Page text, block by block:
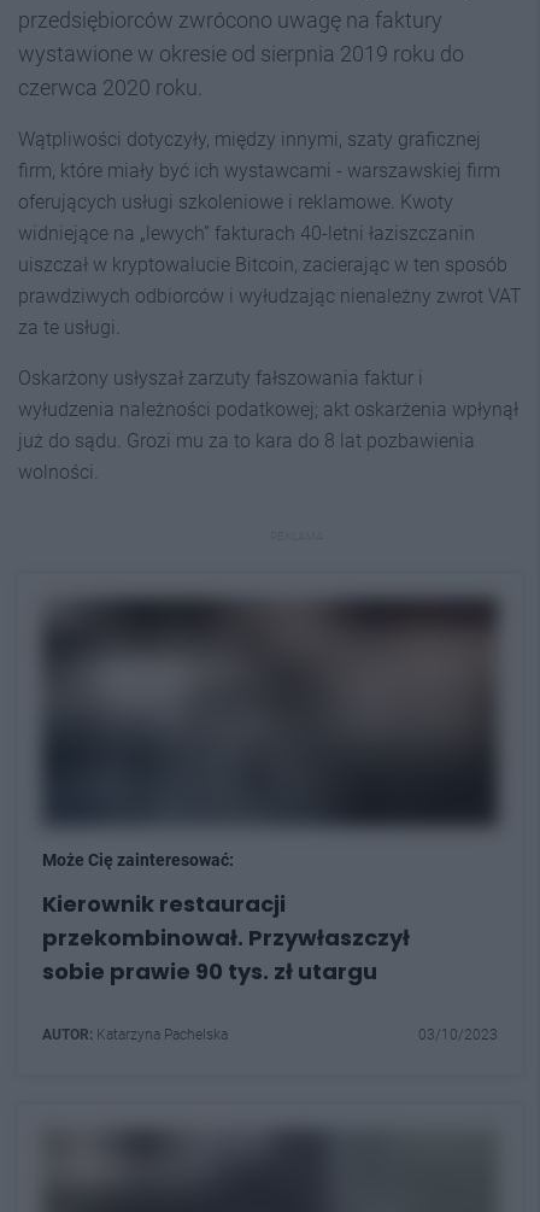
przedsiębiorców zwrócono uwagę na faktury
wystawione w okresie od sierpnia 2019 roku do
czerwca 2020 roku.
Wątpliwości dotyczyły, między innymi, szaty graficznej
firm, które miały być ich wystawcami - warszawskiej firm
oferujących usługi szkoleniowe i reklamowe. Kwoty
widniejące na „lewych” fakturach 40-letni łaziszczanin
uiszczał w kryptowalucie Bitcoin, zacierając w ten sposób
prawdziwych odbiorców i wyłudzając nienależny zwrot VAT
za te usługi.
Oskarżony usłyszał zarzuty fałszowania faktur i
wyłudzenia należności podatkowej; akt oskarżenia wpłynął
już do sądu. Grozi mu za to kara do 8 lat pozbawienia
wolności.
Może Cię zainteresować:
Kierownik restauracji
przekombinował. Przywłaszczył
sobie prawie 90 tys. zł utargu
AUTOR: Katarzyna Pachelska 03/10/2023